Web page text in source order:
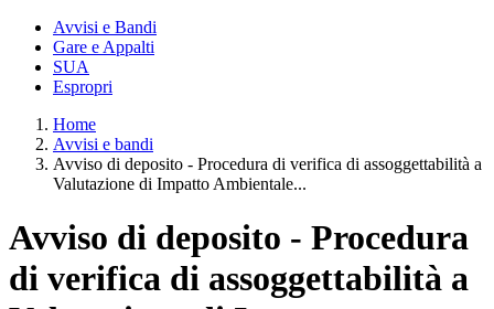
Avvisi e Bandi
Gare e Appalti
SUA
Espropri
Home
Avvisi e bandi
Avviso di deposito - Procedura di verifica di assoggettabilità a
Valutazione di Impatto Ambientale...
Avviso di deposito - Procedura
di verifica di assoggettabilità a